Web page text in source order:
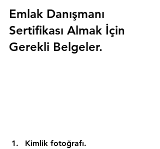
Emlak Danışmanı
Sertifikası Almak İçin
Gerekli Belgeler.
Kimlik fotoğrafı.